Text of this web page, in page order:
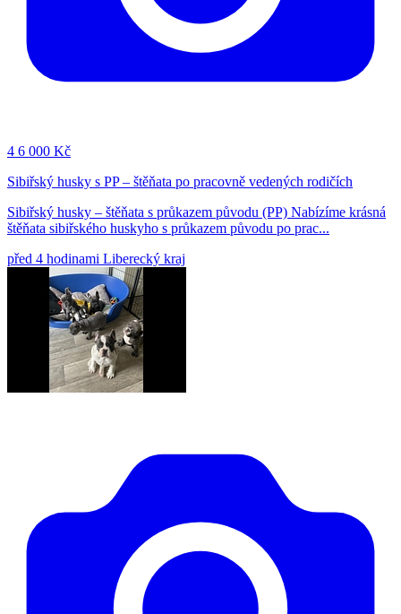
4 6 000 Kč
Sibiřský husky s PP – štěňata po pracovně vedených rodičích
Sibiřský husky – štěňata s průkazem původu (PP) Nabízíme krásná
štěňata sibiřského huskyho s průkazem původu po prac...
před 4 hodinami Liberecký kraj